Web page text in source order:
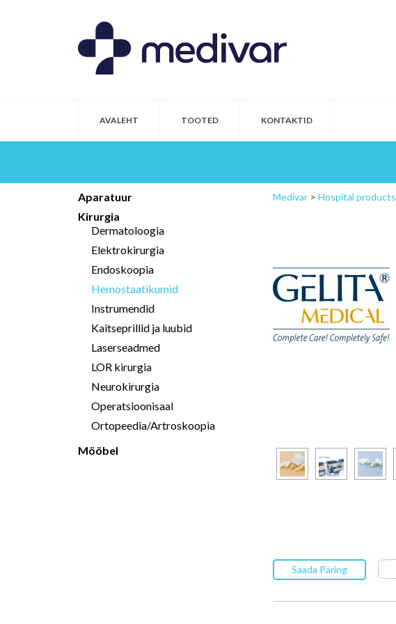
AVALEHT TOOTED KONTAKTID
Aparatuur
Kirurgia
Dermatoloogia
Elektrokirurgia
Endoskoopia
Hemostaatikumid
Instrumendid
Kaitseprillid ja luubid
Laserseadmed
LOR kirurgia
Neurokirurgia
Operatsioonisaal
Ortopeedia/Artroskoopia
Mööbel
Medivar > Hospital products
Saada Päring